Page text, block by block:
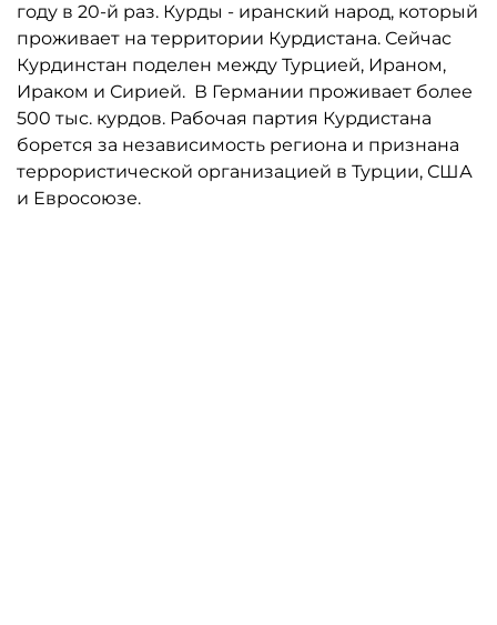
году в 20-й раз. Курды - иранский народ, который
проживает на территории Курдистана. Сейчас
Курдинстан поделен между Турцией, Ираном,
Ираком и Сирией. В Германии проживает более
500 тыс. курдов. Рабочая партия Курдистана
борется за независимость региона и признана
террористической организацией в Турции, США
и Евросоюзе.